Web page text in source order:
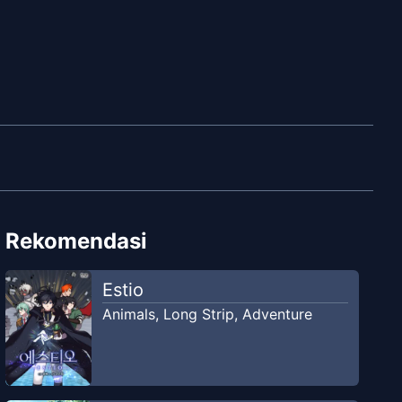
Rekomendasi
Estio
Animals, Long Strip, Adventure